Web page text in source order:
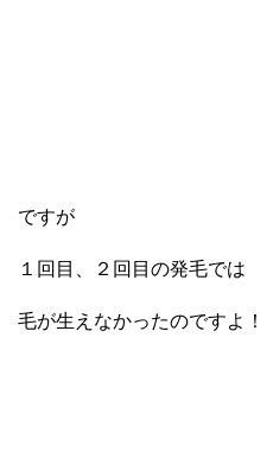
ですが
１回目、２回目の発毛では
毛が生えなかったのですよ！